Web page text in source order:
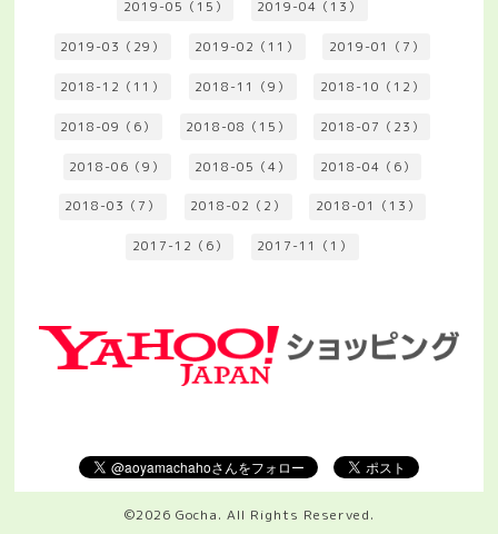
2019-05（15） 2019-04（13）
2019-03（29） 2019-02（11） 2019-01（7）
2018-12（11） 2018-11（9） 2018-10（12）
2018-09（6） 2018-08（15） 2018-07（23）
2018-06（9） 2018-05（4） 2018-04（6）
2018-03（7） 2018-02（2） 2018-01（13）
2017-12（6） 2017-11（1）
©2026 Gocha. All Rights Reserved.